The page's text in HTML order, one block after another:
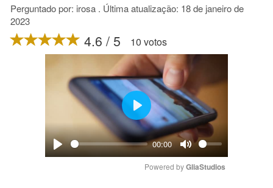
Perguntado por: irosa . Última atualização: 18 de janeiro de
2023
4.6 / 5 10 votos
Play
00:00
Mute
Play
Powered by GliaStudios